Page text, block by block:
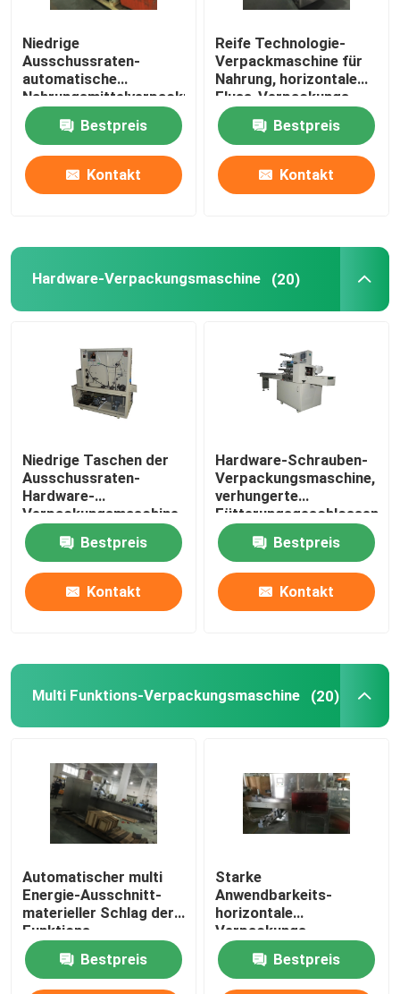
Niedrige
Ausschussraten-
automatische
Nahrungsmittelverpackungsmaschine
CER Authentisierungs-
niedriger
Energieverbrauch
Bestpreis
Kontakt
Reife Technologie-
Verpackmaschine für
Nahrung, horizontale
Fluss-Verpackungs-
Verpackungsmaschine
Bestpreis
Kontakt
Hardware-Verpackungsmaschine (20)
Niedrige Taschen der
Ausschussraten-
Hardware-
Verpackungsmaschine-
5-230/minimale
Packging-
Geschwindigkeit
Bestpreis
Kontakt
Hardware-Schrauben-
Verpackungsmaschine,
verhungerte
Fütterungsgeschlossene
horizontale Fluss-
Satz-Maschine
Bestpreis
Kontakt
Multi Funktions-Verpackungsmaschine (20)
Automatischer multi
Energie-Ausschnitt-
materieller Schlag der
Funktions-
Verpackungsmaschine-
220V
Bestpreis
Starke
Anwendbarkeits-
horizontale
Verpackungs-
Maschine, multi
Funktions-Keks-
Verpackungsmaschine
Bestpreis